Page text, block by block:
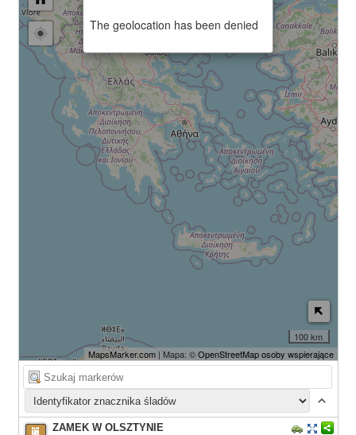
100 km
MapsMarker.com| Mapa: ©OpenStreetMap osoby wspierające
The geolocation has been denied
ZAMEK W OLSZTYNIE